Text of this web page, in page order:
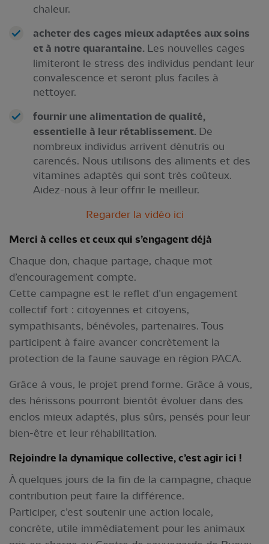
chaleur.
acheter des cages mieux adaptées aux soins
et à notre quarantaine. Les nouvelles cages
limiteront le stress des individus pendant leur
convalescence et seront plus faciles à
nettoyer.
fournir une alimentation de qualité,
essentielle à leur rétablissement. De
nombreux individus arrivent dénutris ou
carencés. Nous utilisons des aliments et des
vitamines adaptés qui sont très coûteux.
Aidez-nous à leur offrir le meilleur.
Regarder la vidéo ici
Merci à celles et ceux qui s’engagent déjà
Chaque don, chaque partage, chaque mot
d’encouragement compte.
Cette campagne est le reflet d’un engagement
collectif fort : citoyennes et citoyens,
sympathisants, bénévoles, partenaires. Tous
participent à faire avancer concrètement la
protection de la faune sauvage en région PACA.
Grâce à vous, le projet prend forme. Grâce à vous,
des hérissons pourront bientôt évoluer dans des
enclos mieux adaptés, plus sûrs, pensés pour leur
bien-être et leur réhabilitation.
Rejoindre la dynamique collective, c’est agir ici !
À quelques jours de la fin de la campagne, chaque
contribution peut faire la différence.
Participer, c’est soutenir une action locale,
concrète, utile immédiatement pour les animaux